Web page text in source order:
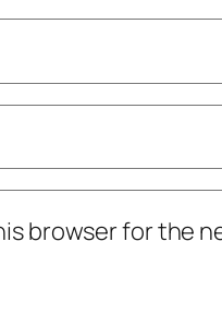
browser for the